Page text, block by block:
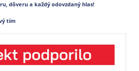
dôveru a každý odovzdaný hlas!
tím